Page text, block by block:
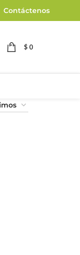
Contáctenos
$ 0